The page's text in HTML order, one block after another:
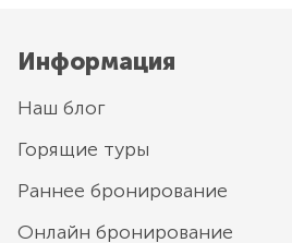
Информация
Наш блог
Горящие туры
Раннее бронирование
Онлайн бронирование